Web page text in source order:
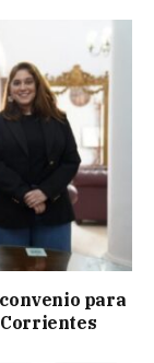
para